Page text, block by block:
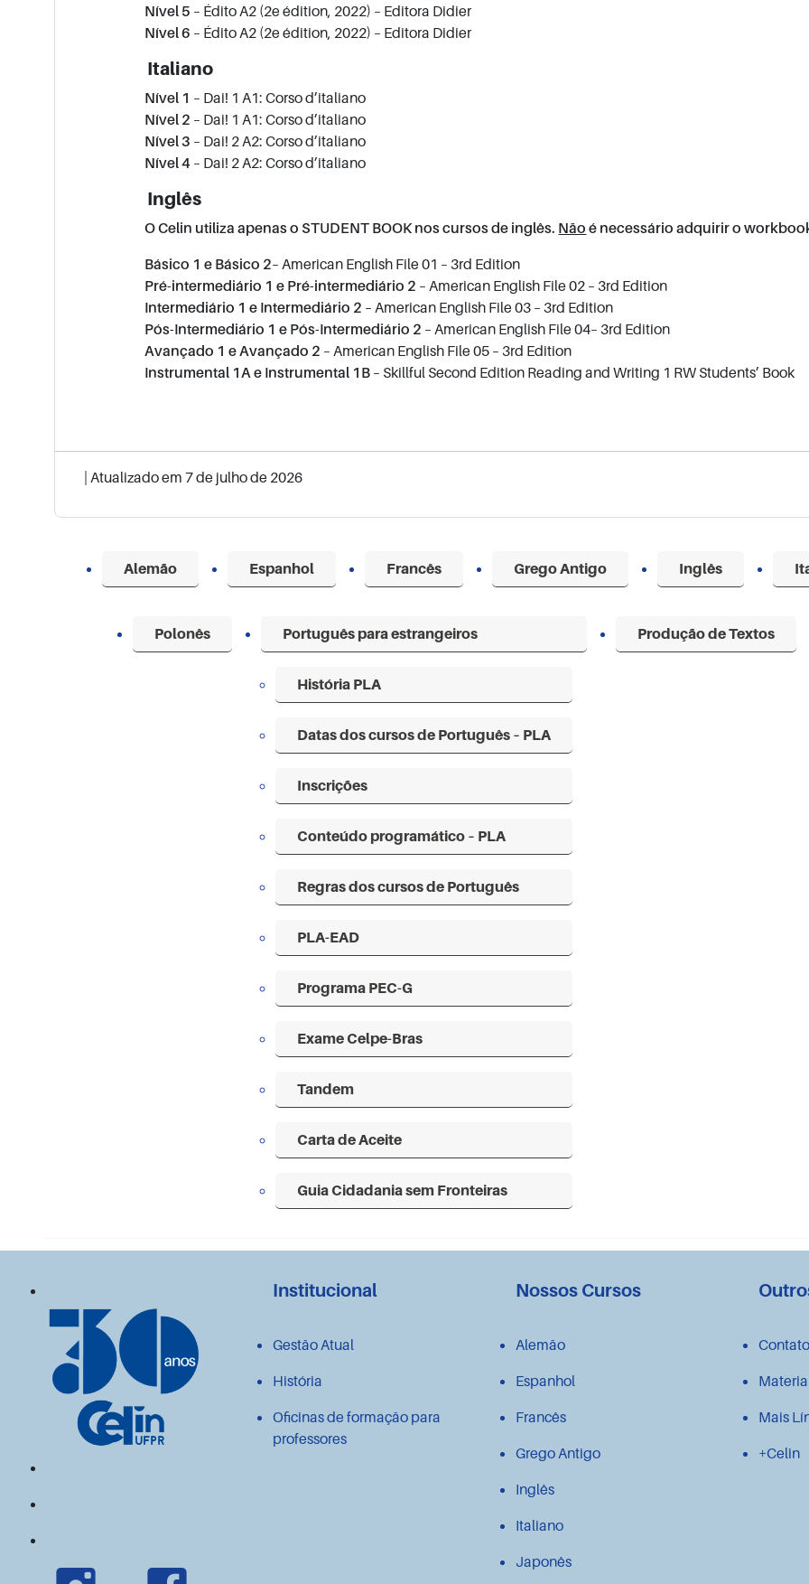
Alemão Espanhol Francês Grego Antigo Inglês
Polonês Português para estrangeiros
História PLA
Datas dos cursos de Português – PLA
Inscrições
Conteúdo programático – PLA
Regras dos cursos de Português
PLA-EAD
Programa PEC-G
Exame Celpe-Bras
Tandem
Carta de Aceite
Guia Cidadania sem Fronteiras
Produção de Textos
Nível 5 – Édito A2 (2e édition, 2022) – Editora Didier
Nível 6 – Édito A2 (2e édition, 2022) – Editora Didier
Italiano
Nível 1 – Dai! 1 A1: Corso d’italiano
Nível 2 – Dai! 1 A1: Corso d’italiano
Nível 3 – Dai! 2 A2: Corso d’italiano
Nível 4 – Dai! 2 A2: Corso d’italiano
Inglês
O Celin utiliza apenas o STUDENT BOOK nos cursos de inglês. Não é necessário adquirir o
Básico 1 e Básico 2– American English File 01 – 3rd Edition
Pré-intermediário 1 e Pré-intermediário 2 – American English File 02 – 3rd Edition
Intermediário 1 e Intermediário 2 – American English File 03 – 3rd Edition
Pós-Intermediário 1 e Pós-Intermediário 2 – American English File 04– 3rd Edition
Avançado 1 e Avançado 2 – American English File 05 – 3rd Edition
Instrumental 1A e Instrumental 1B – Skillful Second Edition Reading and Writing 1 RW Students’ Book
| Atualizado em7 de julho de 2026
Institucional
Gestão Atual
História
Oficinas de formação para
professores
Nossos Cursos
Alemão
Espanhol
Francês
Grego Antigo
Inglês
Italiano
Japonês
Contato
Mais
+Celin